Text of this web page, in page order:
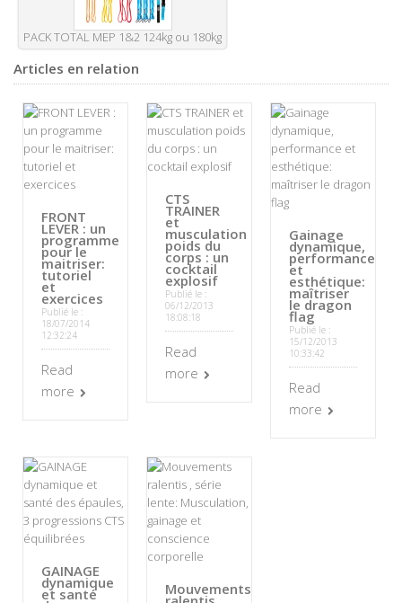
PACK TOTAL MEP 1&2 124kg ou 180kg
Articles en relation
FRONT
LEVER : un
programme
pour le
maitriser:
tutoriel
et
exercices
Publié le :
18/07/2014
12:32:24
Read
more
CTS
TRAINER
et
musculation
poids du
corps : un
cocktail
explosif
Publié le :
06/12/2013
18:08:18
Read
more
Gainage
dynamique,
performance
et
esthétique:
maîtriser
le dragon
flag
Publié le :
15/12/2013
10:33:42
Read
more
GAINAGE
dynamique
et santé Mouvements